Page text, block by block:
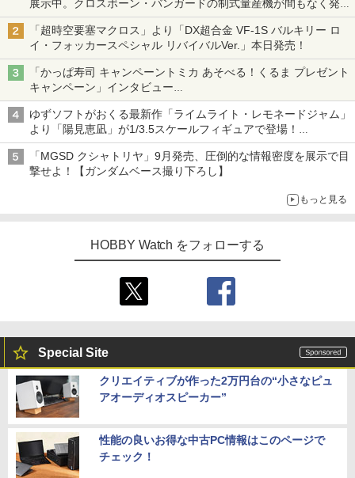
展示中。クロスボーン・バンガードの制式量産機が間もなく発送
【ガンダムベース撮り下ろし】
「超時空要塞マクロス」より「DX超合金 VF-1S バルキリー ロ
イ・フォッカースペシャル リバイバルVer.」本日発売！
「かっぱ寿司 キャンペーントミカ あそべる！くるま プレゼント
キャンペーン」インタビュー
子どもが楽しめるかっぱ寿司ならではの体験とコラボの楽しさを
追求
ゆずソフトがおくる最新作「ライムライト・レモネードジャム」
より「陽見恵凪」が1/3.5スケールフィギュアで登場！
メガネ姿も表現できるオプションパーツが付属
「MGSD クシャトリヤ」9月発売、圧倒的な情報密度を展示で目
撃せよ！【ガンダムベース撮り下ろし】
もっと見る
HOBBY Watch をフォローする
Special Site
クリエイティブが作った2万円台の“小さなピュ
アオーディオスピーカー”
性能の良いお得な中古PC情報はこのページで
チェック！